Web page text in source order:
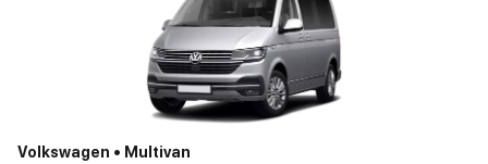
Volkswagen • Multivan